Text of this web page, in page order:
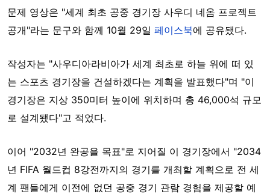
문제 영상은 "세계 최초 공중 경기장 사우디 네옴 프로젝트
공개"라는 문구와 함께 10월 29일 페이스북에 공유됐다.
작성자는 "사우디아라비아가 세계 최초로 하늘 위에 떠 있
는 스포츠 경기장을 건설하겠다는 계획을 발표했다"며 "이
경기장은 지상 350미터 높이에 위치하며 총 46,000석 규모
로 설계됐다"고 적었다.
이어 "2032년 완공을 목표"로 지어질 이 경기장에서 "2034
년 FIFA 월드컵 8강전까지의 경기를 개최할 계획으로 전 세
계 팬들에게 이전에 없던 공중 경기 관람 경험을 제공할 예